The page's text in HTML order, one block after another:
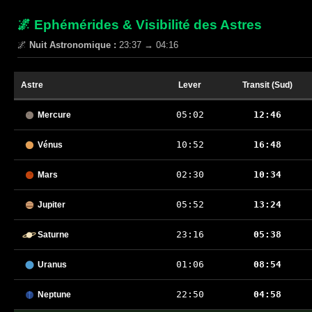
🌌 Ephémérides & Visibilité des Astres
🌌 Nuit Astronomique : 23:37 → 04:16
Astre Lever Transit (Sud)
Mercure 05:02 12:46
Vénus 10:52 16:48
Mars 02:30 10:34
Jupiter 05:52 13:24
Saturne 23:16 05:38
Uranus 01:06 08:54
Neptune 22:50 04:58